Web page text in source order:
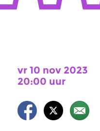
vr 10 nov 2023
20:00 uur